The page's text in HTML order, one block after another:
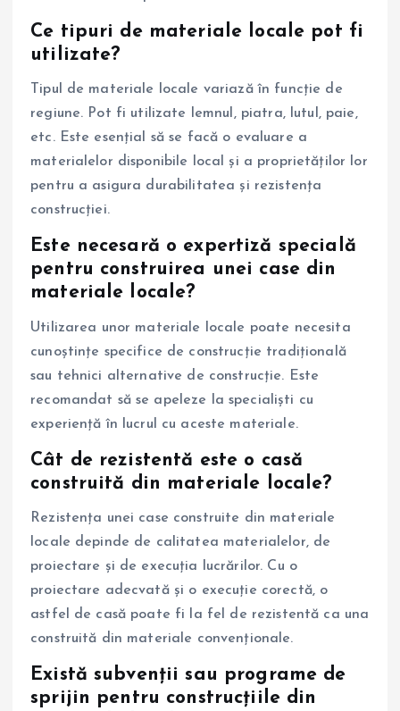
Ce tipuri de materiale locale pot fi
utilizate?
Tipul de materiale locale variază în funcție de
regiune. Pot fi utilizate lemnul, piatra, lutul, paie,
etc. Este esențial să se facă o evaluare a
materialelor disponibile local și a proprietăților lor
pentru a asigura durabilitatea și rezistența
construcției.
Este necesară o expertiză specială
pentru construirea unei case din
materiale locale?
Utilizarea unor materiale locale poate necesita
cunoștințe specifice de construcție tradițională
sau tehnici alternative de construcție. Este
recomandat să se apeleze la specialiști cu
experiență în lucrul cu aceste materiale.
Cât de rezistentă este o casă
construită din materiale locale?
Rezistența unei case construite din materiale
locale depinde de calitatea materialelor, de
proiectare și de execuția lucrărilor. Cu o
proiectare adecvată și o execuție corectă, o
astfel de casă poate fi la fel de rezistentă ca una
construită din materiale convenționale.
Există subvenții sau programe de
sprijin pentru construcțiile din